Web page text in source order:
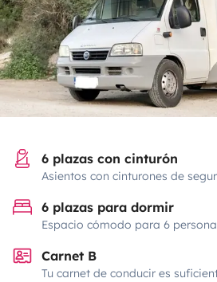
6 plazas con cinturón
Asientos con cinturones de
6 plazas para dormir
Espacio cómodo para 6
Carnet B
Tu carnet de conducir es